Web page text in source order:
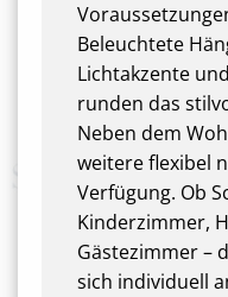
Beleuchtete
Lichtakzente
runden das
Neben dem
weitere flexibel
Verfügung. Ob
Kinderzimmer,
Gästezimmer –
sich individuell